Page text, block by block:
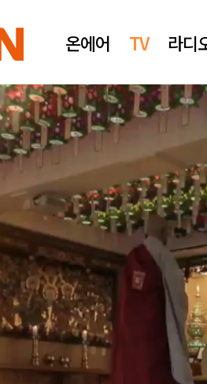
온에어 TV 라디